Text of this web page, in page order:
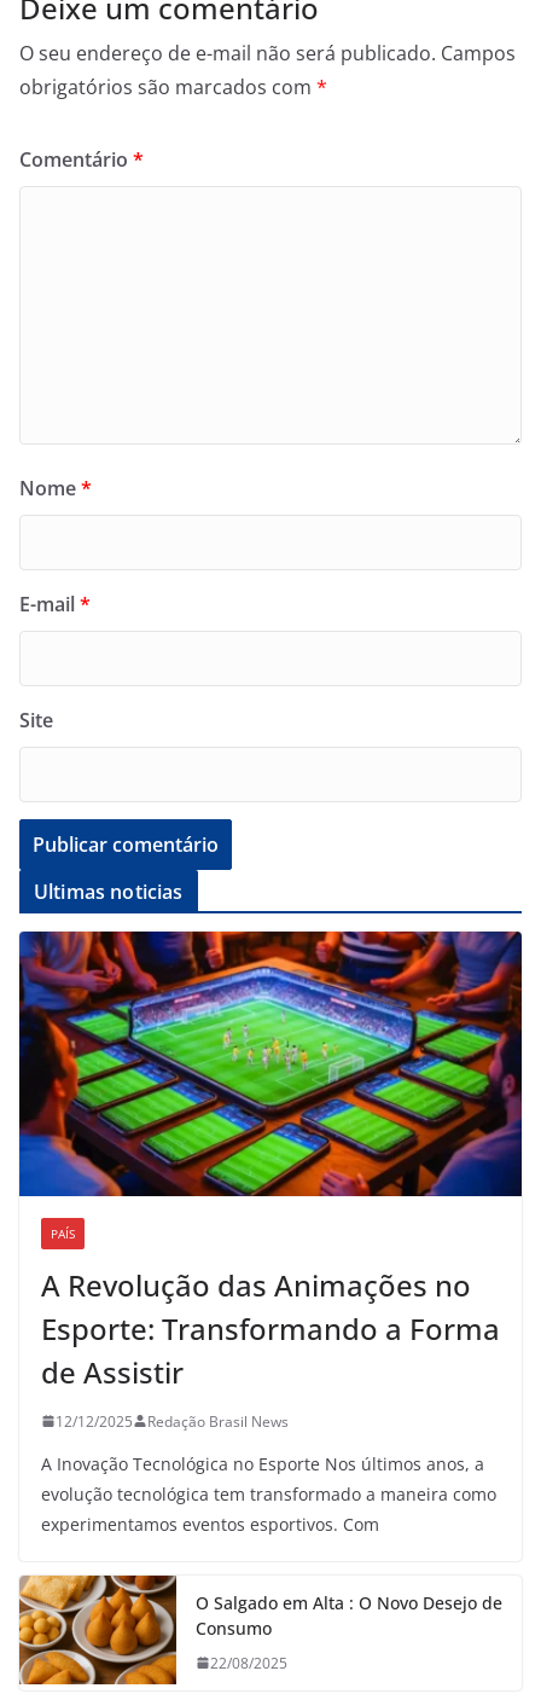
O seu endereço de e-mail não será publicado. Campos
obrigatórios são marcados com *
Comentário *
Nome*
E-mail*
Site
Ultimas noticias
PAÍS
A Revolução das Animações no
Esporte: Transformando a Forma
de Assistir
12/12/2025 Redação Brasil News
A Inovação Tecnológica no Esporte Nos últimos anos, a
evolução tecnológica tem transformado a maneira como
experimentamos eventos esportivos. Com
O Salgado em Alta : O Novo Desejo de
Consumo
22/08/2025